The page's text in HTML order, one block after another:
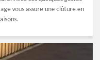
vous assure une clôture en